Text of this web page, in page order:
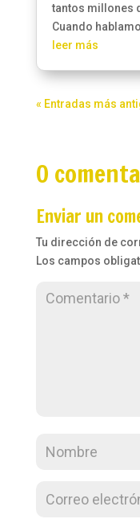
tantos millones
Cuando
leer más
« Entradas más
0
Enviar un
Tu dirección de
Los campos